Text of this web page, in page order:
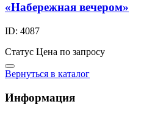
«Набережная вечером»
ID: 4087
Статус Цена по запросу
Вернуться в каталог
Информация